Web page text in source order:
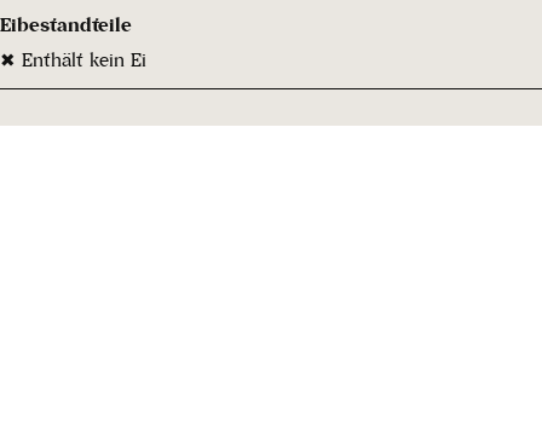
Eibestandteile
✖ Enthält kein Ei